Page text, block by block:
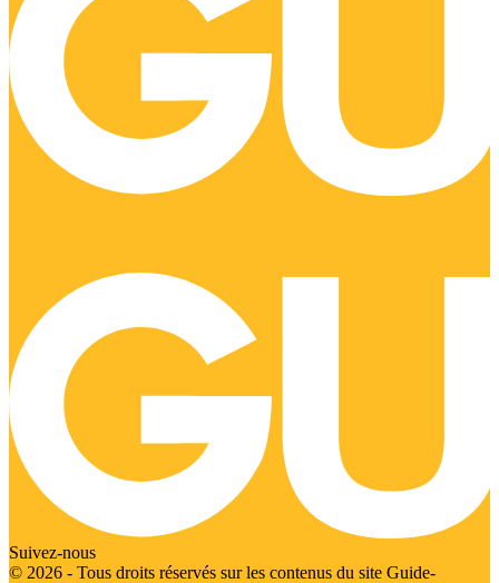
Suivez-nous
© 2026 - Tous droits réservés sur les contenus du site Guide-